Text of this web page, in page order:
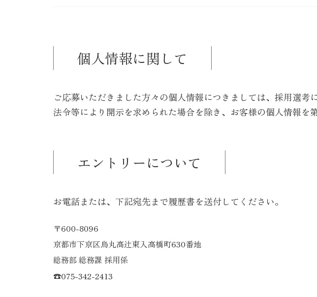
個人情報に関して
ご応募いただきました方々の個人情報につきましては、採用選考
法令等により開示を求められた場合を除き、お客様の個人情報を
エントリーについて
お電話または、下記宛先まで履歴書を送付してください。
〒600-8096
京都市下京区烏丸高辻東入高橋町630番地
総務部 総務課 採用係
☎︎075-342-2413